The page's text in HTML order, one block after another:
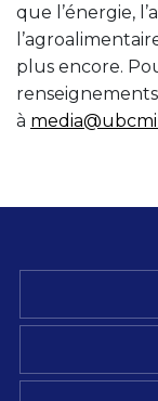
que l’énergie,
plus encore.
à